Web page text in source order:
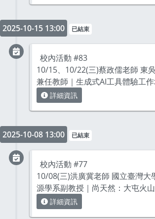
2025-10-15 13:00 已結束
校內活動 #83
10/15、10/22(三)蔡政儒老師 東
兼任教師｜生成式AI工具體驗工
詳細資訊
2025-10-08 13:00 已結束
校內活動 #77
10/08(三)洪廣冀老師 國立臺灣大
源學系副教授｜尚天然：大屯火
詳細資訊